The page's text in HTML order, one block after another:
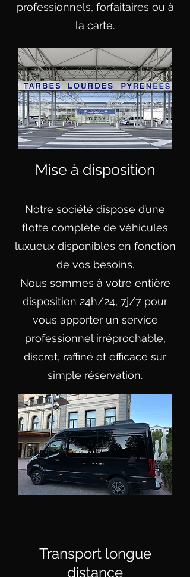
professionnels, forfaitaires ou à
la carte.
Mise à disposition
Notre société dispose d’une
flotte complète de véhicules
luxueux disponibles en fonction
de vos besoins.
Nous sommes à votre entière
disposition 24h/24, 7j/7 pour
vous apporter un service
professionnel irréprochable,
discret, raffiné et efficace sur
simple réservation.
Transport longue
distance